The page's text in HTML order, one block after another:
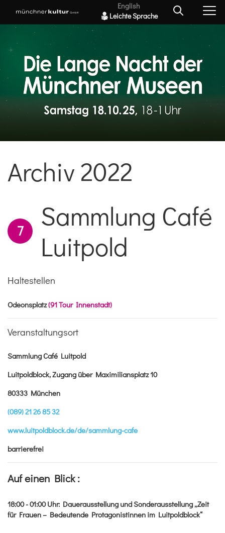
English
Leichte Sprache
Archiv 2022
7
Sammlung Café
Luitpold
Haltestellen
Odeonsplatz(91 Tour Innenstadt)
Veranstaltungsort
Sammlung Café Luitpold
Luitpoldblock, Zugang über Maximiliansplatz 10
80333 München
(089) 21 26 85 32
www.luitpoldblock.de/de/sammlung-cafe
barrierefrei
Auf einen Blick :
18:00 - 01:00Uhr: Dauerausstellung und Sonderausstellung „Zeit
für Frauen – Bedeutende Protagonistinnen im Luitpoldblock“